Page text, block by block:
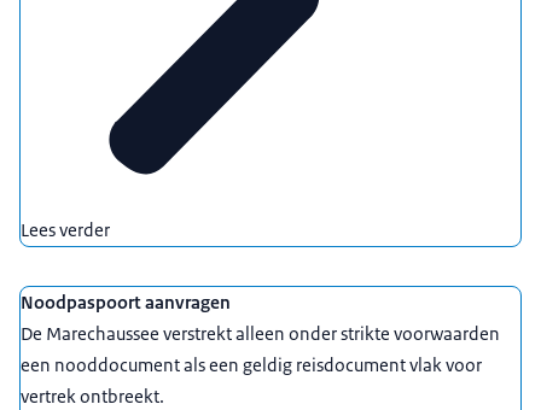
Lees verder
Noodpaspoort aanvragen
De Marechaussee verstrekt alleen onder strikte voorwaarden
een nooddocument als een geldig reisdocument vlak voor
vertrek ontbreekt.